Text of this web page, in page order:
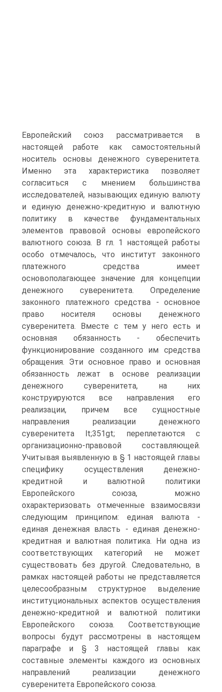
Европейский союз рассматривается в
настоящей работе как самостоятельный
носитель основы денежного суверенитета.
Именно эта характеристика позволяет
согласиться с мнением большинства
исследователей, называющих единую валюту
и единую денежно-кредитную и валютную
политику в качестве фундаментальных
элементов правовой основы европейского
валютного союза. В гл. 1 настоящей работы
особо отмечалось, что институт законного
платежного средства имеет
основополагающее значение для концепции
денежного суверенитета. Определение
законного платежного средства - основное
право носителя основы денежного
суверенитета. Вместе с тем у него есть и
основная обязанность - обеспечить
функционирование созданного им средства
обращения. Эти основное право и основная
обязанность лежат в основе реализации
денежного суверенитета, на них
конструируются все направления его
реализации, причем все сущностные
направления реализации денежного
суверенитета lt;351gt; переплетаются с
организационно-правовой составляющей.
Учитывая выявленную в § 1 настоящей главы
специфику осуществления денежно-
кредитной и валютной политики
Европейского союза, можно
охарактеризовать отмеченные взаимосвязи
следующим принципом: единая валюта -
единая денежная власть - единая денежно-
кредитная и валютная политика. Ни одна из
соответствующих категорий не может
существовать без другой. Следовательно, в
рамках настоящей работы не представляется
целесообразным структурное выделение
институциональных аспектов осуществления
денежно-кредитной и валютной политики
Европейского союза. Соответствующие
вопросы будут рассмотрены в настоящем
параграфе и § 3 настоящей главы как
составные элементы каждого из основных
направлений реализации денежного
суверенитета Европейского союза.